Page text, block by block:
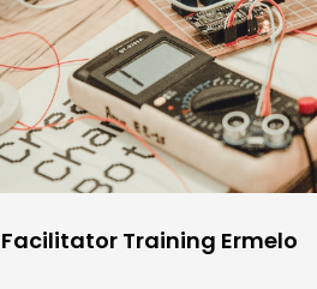
Facilitator Training Ermelo